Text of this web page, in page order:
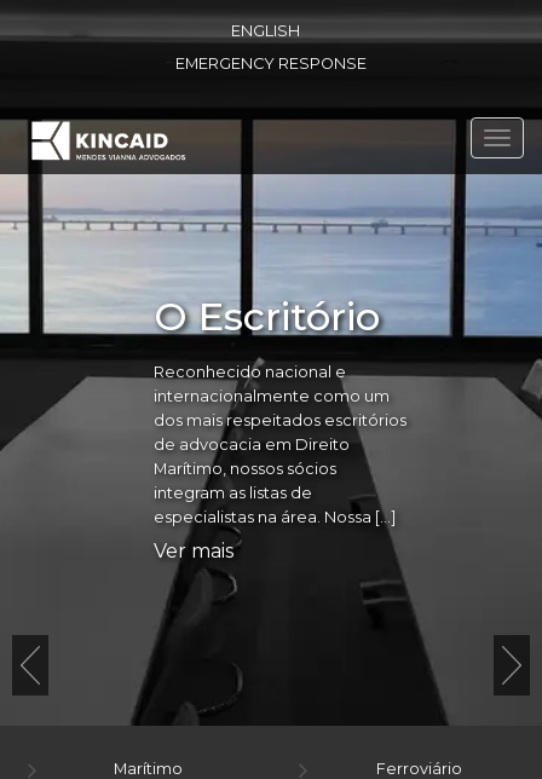
ENGLISH
EMERGENCY RESPONSE
O Escritório
Reconhecido nacional e
internacionalmente como um
dos mais respeitados escritórios
de advocacia em Direito
Marítimo, nossos sócios
integram as listas de
especialistas na área. Nossa […]
Ver mais
Marítimo Ferroviário